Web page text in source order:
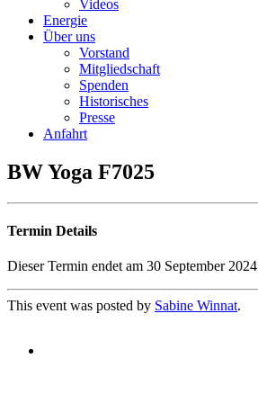
Videos
Energie
Über uns
Vorstand
Mitgliedschaft
Spenden
Historisches
Presse
Anfahrt
BW Yoga F7025
Termin Details
Dieser Termin endet am 30 September 2024
This event was posted by Sabine Winnat.